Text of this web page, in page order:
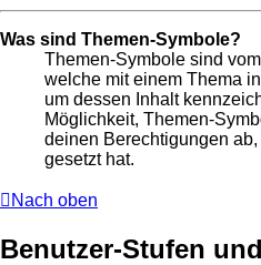
Was sind Themen-Symbole?
Themen-Symbole sind
welche mit einem Thema
um dessen Inhalt
Möglichkeit, Themen-
deinen Berechtigungen
gesetzt hat.
Nach oben
Benutzer-Stufen